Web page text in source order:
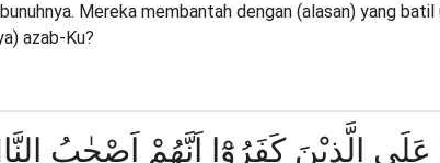
Mereka membantah dengan (alasan) yang
azab-Ku?
الَّذِيْنَ كَفَرُوْٓا اَنَّهُمْ اَصْحٰبُ